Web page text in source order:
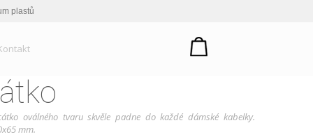
plastů
oválného tvaru skvěle padne do každé dámské kabelky.
mm.